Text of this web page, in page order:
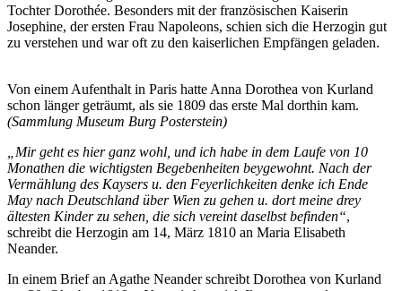
Tochter Dorothée. Besonders mit der französischen Kaiserin
Josephine, der ersten Frau Napoleons, schien sich die Herzogin gut
zu verstehen und war oft zu den kaiserlichen Empfängen geladen.
Von einem Aufenthalt in Paris hatte Anna Dorothea von Kurland
schon länger geträumt, als sie 1809 das erste Mal dorthin kam.
(Sammlung Museum Burg Posterstein)
„Mir geht es hier ganz wohl, und ich habe in dem Laufe von 10
Monathen die wichtigsten Begebenheiten beygewohnt. Nach der
Vermählung des Kaysers u. den Feyerlichkeiten denke ich Ende
May nach Deutschland über Wien zu gehen u. dort meine drey
ältesten Kinder zu sehen, die sich vereint daselbst befinden“,
schreibt die Herzogin am 14, März 1810 an Maria Elisabeth
Neander.
In einem Brief an Agathe Neander schreibt Dorothea von Kurland